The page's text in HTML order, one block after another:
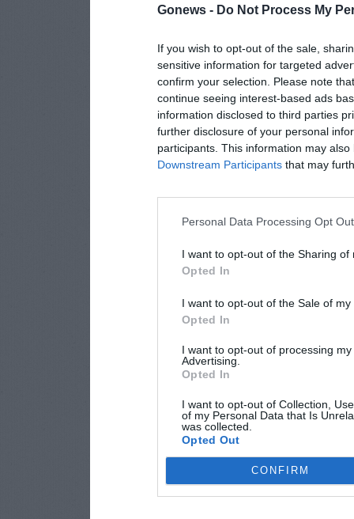
Gonews - Do Not Process My
If you wish to opt-out of the sale,
sensitive information for targeted
confirm your selection. Please note
continue seeing interest-based ads
information disclosed to third parties
further disclosure of your personal
participants. This information may
Downstream Participants that may
Personal Data Processing Opt
I want to opt-out of the Sharing of
Opted In
I want to opt-out of the Sale of
Opted In
I want to opt-out of processing
Advertising.
Opted In
I want to opt-out of Collection,
of my Personal Data that Is
was collected.
Opted Out
CONFIRM